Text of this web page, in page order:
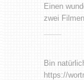
Einen
zwei
Bin
https://